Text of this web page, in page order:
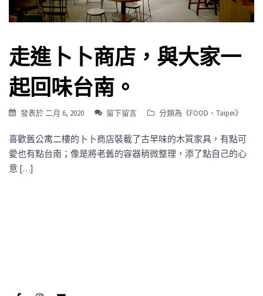
走進卜卜商店，與大家一
起回味台南。
發表於二月 6, 2020 留下留言 分類為《FOOD 、 Taipei》
喜歡舊公寓二樓的卜卜商店裝載了古早味的木質家具，有點可
愛也有點台南；像是將老舊的容器稍微整理，添了點自己的心
意 […]